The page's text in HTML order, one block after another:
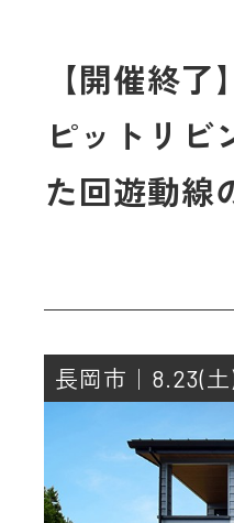
【開催終
ピットリビ
た回遊動線
長岡市｜8.23(